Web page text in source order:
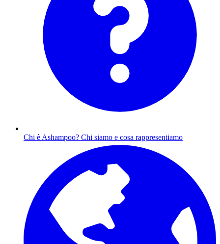
Chi è Ashampoo? Chi siamo e cosa rappresentiamo